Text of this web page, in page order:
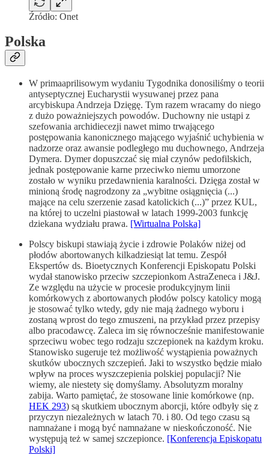
Źródło: Onet
Polska
W primaaprilisowym wydaniu Tygodnika donosiliśmy o teorii
antyseptycznej Eucharystii wysuwanej przez pana
arcybiskupa Andrzeja Dzięgę. Tym razem wracamy do niego
z dużo poważniejszych powodów. Duchowny nie ustąpi z
szefowania archidiecezji nawet mimo trwającego
postępowania kanonicznego mającego wyjaśnić uchybienia w
nadzorze oraz awansie podległego mu duchownego, Andrzeja
Dymera. Dymer dopuszczać się miał czynów pedofilskich,
jednak postępowanie karne przeciwko niemu umorzone
zostało w wyniku przedawnienia karalności. Dzięga został w
minioną środę nagrodzony za „wybitne osiągnięcia (...)
mające na celu szerzenie zasad katolickich (...)” przez KUL,
na której to uczelni piastował w latach 1999-2003 funkcję
dziekana wydziału prawa. [Wirtualna Polska]
Polscy biskupi stawiają życie i zdrowie Polaków niżej od
płodów abortowanych kilkadziesiąt lat temu. Zespół
Ekspertów ds. Bioetycznych Konferencji Episkopatu Polski
wydał stanowisko przeciw szczepionkom AstraZeneca i J&J.
Ze względu na użycie w procesie produkcyjnym linii
komórkowych z abortowanych płodów polscy katolicy mogą
je stosować tylko wtedy, gdy nie mają żadnego wyboru i
zostaną wprost do tego zmuszeni, na przykład przez przepisy
albo pracodawcę. Zaleca im się równocześnie manifestowanie
sprzeciwu wobec tego rodzaju szczepionek na każdym kroku.
Stanowisko sugeruje też możliwość wystąpienia poważnych
skutków ubocznych szczepień. Jaki to wszystko będzie miało
wpływ na proces wyszczepienia polskiej populacji? Nie
wiemy, ale niestety się domyślamy. Absolutyzm moralny
zabija. Warto pamiętać, że stosowane linie komórkowe (np.
HEK 293) są skutkiem ubocznym aborcji, które odbyły się z
przyczyn niezależnych w latach 70. i 80. Od tego czasu są
namnażane i mogą być namnażane w nieskończoność. Nie
występują też w samej szczepionce. [Konferencja Episkopatu
Polski]